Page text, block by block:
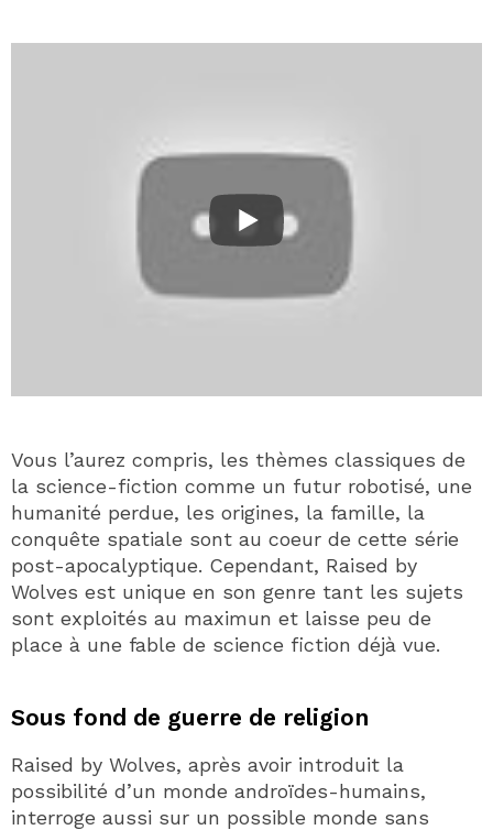
Vous l’aurez compris, les thèmes classiques de
la science-fiction comme un futur robotisé, une
humanité perdue, les origines, la famille, la
conquête spatiale sont au coeur de cette série
post-apocalyptique. Cependant, Raised by
Wolves est unique en son genre tant les sujets
sont exploités au maximun et laisse peu de
place à une fable de science fiction déjà vue.
Sous fond de guerre de religion
Raised by Wolves, après avoir introduit la
possibilité d’un monde androïdes-humains,
interroge aussi sur un possible monde sans